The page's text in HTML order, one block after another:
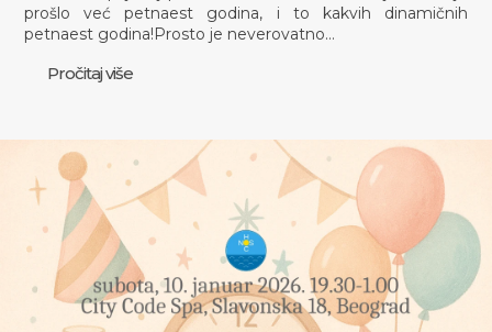
prošlo već petnaest godina, i to kakvih dinamičnih
petnaest godina!Prosto je neverovatno…
Pročitaj više